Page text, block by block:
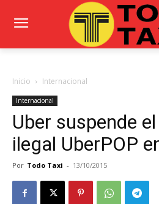
Inicio Internacional
Internacional
Uber suspende
ilegal UberPOP
Por Todo Taxi - 13/10/2015